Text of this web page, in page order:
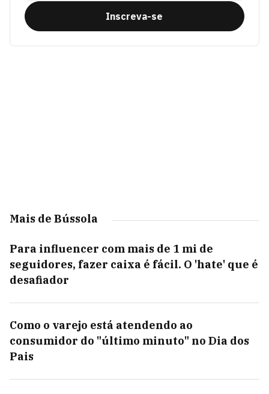
Inscreva-se
Mais de Bússola
Para influencer com mais de 1 mi de
seguidores, fazer caixa é fácil. O 'hate' que é
desafiador
Como o varejo está atendendo ao
consumidor do "último minuto" no Dia dos
Pais